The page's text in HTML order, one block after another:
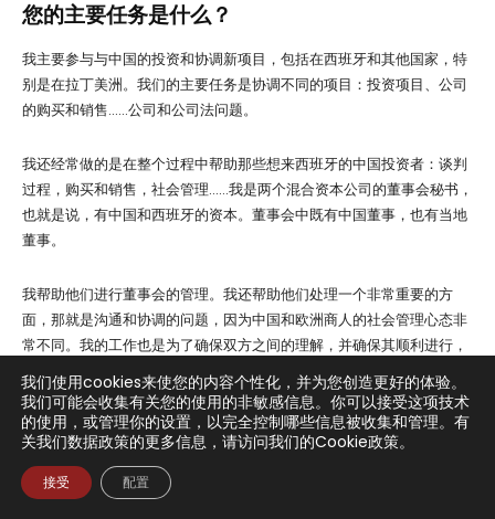
我们使用cookies来使您的内容个性化，并为您创造更好的体验。
我们可能会收集有关您的使用的非敏感信息。你可以接受这项技术
的使用，或管理你的设置，以完全控制哪些信息被收集和管理。有
关我们数据政策的更多信息，请访问我们的Cookie政策。
接受 配置